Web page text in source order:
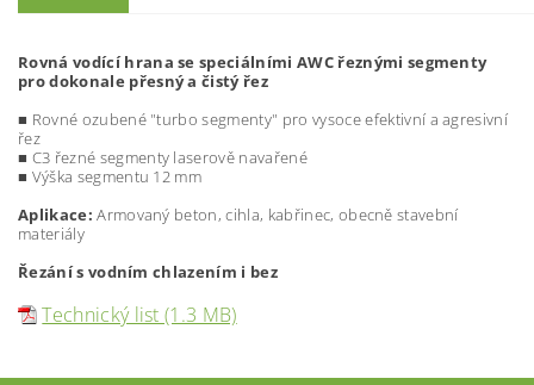
Rovná vodícíhrana se speciálními AWC řeznými segmenty
prodokonale přesný a čistý řez
■ Rovné ozubené "turbosegmenty" pro vysoce efektivní a agresivní
řez
■ C3 řezné segmenty laserově navařené
■ Výška segmentu 12 mm
Aplikace:Armovaný beton, cihla, kabřinec, obecně stavební
materiály
Řezání s vodním chlazením i bez
Technický list (1.3 MB)